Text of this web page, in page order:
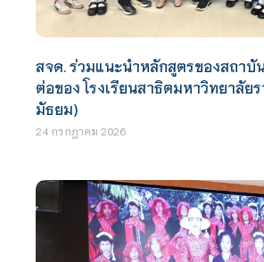
สจด. ร่วมแนะนำหลักสูตรของสถาบั
ต่อของ โรงเรียนสาธิตมหาวิทยาลัย
มัธยม)
24 กรกฎาคม 2026